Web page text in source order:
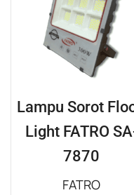
Lampu Sorot
Light FATRO
7870
FATRO